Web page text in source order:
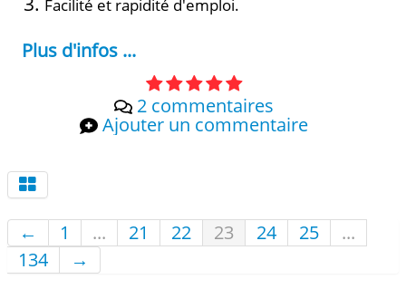
Facilité et rapidité d'emploi.
Plus d'infos ...
2 commentaires
Ajouter un commentaire
← 1 ... 21 22 23 24 25
...
134
→